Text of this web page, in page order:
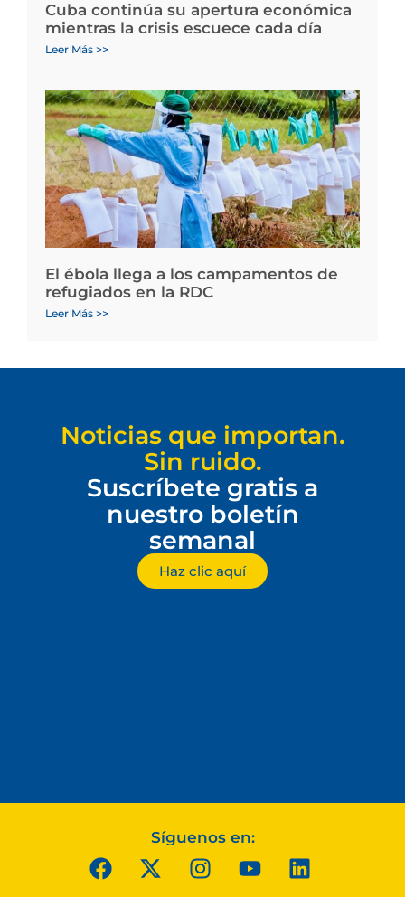
Cuba continúa su apertura económica
mientras la crisis escuece cada día
Leer Más >>
El ébola llega a los campamentos de
refugiados en la RDC
Leer Más >>
Noticias que importan.
Sin ruido.
Suscríbete gratis a
nuestro boletín
semanal
Haz clic aquí
Síguenos en: